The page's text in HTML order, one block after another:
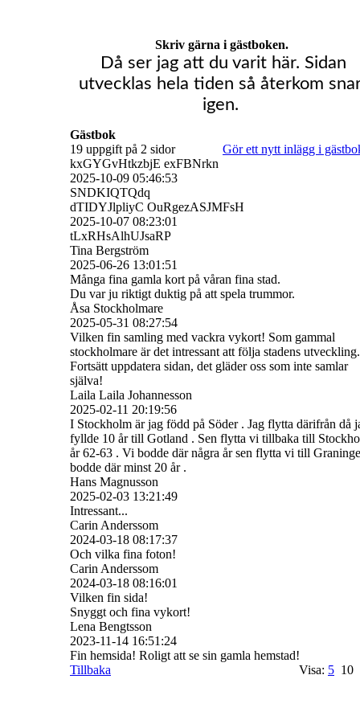
Skriv gärna i gästboken.
Då ser jag att du varit här. Sidan
utvecklas hela tiden så återkom
igen.
Gästbok
19 uppgift på 2 sidor
Gör ett nytt inlägg i
kxGYGvHtkzbjE exFBNrkn
2025-10-09 05:46:53
SNDKIQTQdq
dTIDYJlpliyC OuRgezASJMFsH
2025-10-07 08:23:01
tLxRHsAlhUJsaRP
Tina Bergström
2025-06-26 13:01:51
Många fina gamla kort på våran fina stad.
Du var ju riktigt duktig på att spela trummor.
Åsa Stockholmare
2025-05-31 08:27:54
Vilken fin samling med vackra vykort! Som gammal
stockholmare är det intressant att följa stadens utveckling.
Fortsätt uppdatera sidan, det gläder oss som inte samlar
själva!
Laila Laila Johannesson
2025-02-11 20:19:56
I Stockholm är jag född på Söder . Jag flytta därifrån då
fyllde 10 år till Gotland . Sen flytta vi tillbaka till
år 62-63 . Vi bodde där några år sen flytta vi till
bodde där minst 20 år .
Hans Magnusson
2025-02-03 13:21:49
Intressant...
Carin Anderssom
2024-03-18 08:17:37
Och vilka fina foton!
Carin Anderssom
2024-03-18 08:16:01
Vilken fin sida!
Snyggt och fina vykort!
Lena Bengtsson
2023-11-14 16:51:24
Fin hemsida! Roligt att se sin gamla hemstad!
Tillbaka
Visa: 5 10